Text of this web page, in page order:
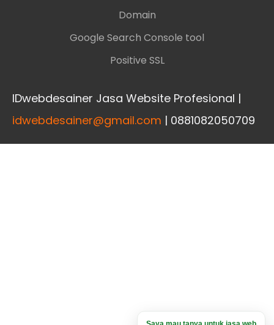
Domain
Google Search Console tool
Positive SSL
IDwebdesainer Jasa Website Profesional |
idwebdesainer@gmail.com | 0881082050709